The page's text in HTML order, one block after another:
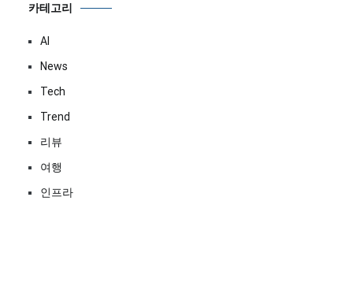
카테고리
AI
News
Tech
Trend
리뷰
여행
인프라